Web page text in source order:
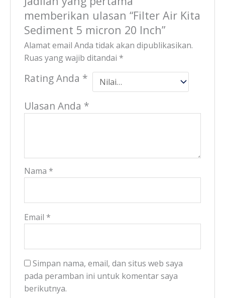
memberikan ulasan “Filter Air Kita
Sediment 5 micron 20 Inch”
Alamat email Anda tidak akan dipublikasikan.
Ruas yang wajib ditandai *
Rating Anda *
Ulasan Anda *
Nama *
Email *
Simpan nama, email, dan situs web saya
pada peramban ini untuk komentar saya
berikutnya.